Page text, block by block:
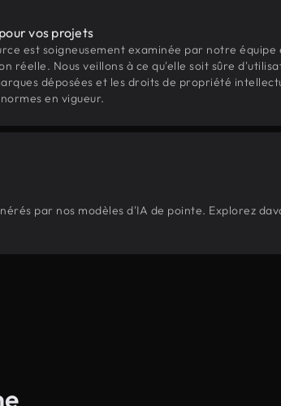
vos projets
est soigneusement examinée par notre
réelle. Nous veillons à ce qu'elle soit sûre
déposées et les droits de propriété
en vigueur.
par nos modèles d'IA de pointe. Explorez